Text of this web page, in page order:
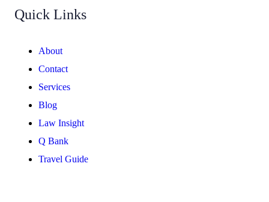
Quick Links
About
Contact
Services
Blog
Law Insight
Q Bank
Travel Guide